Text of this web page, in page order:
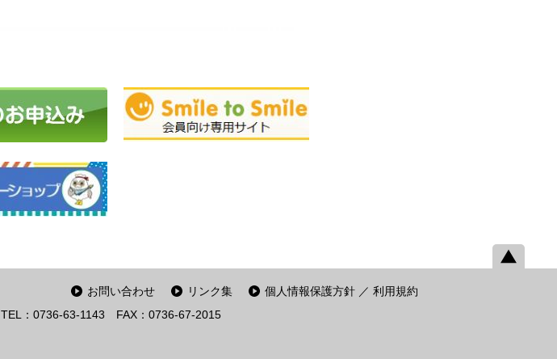
お問い合わせ リンク集 個人情報保護方針 ／ 利用規約
TEL：0736-63-1143
FAX：0736-67-2015